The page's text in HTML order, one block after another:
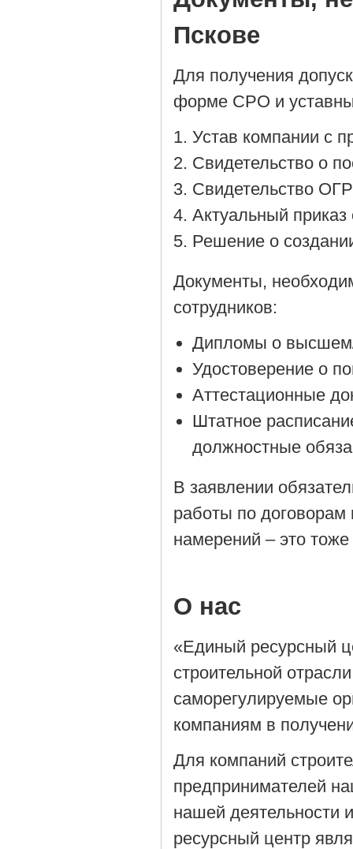
Пскове
Для получения
форме СРО и
Устав компании с
Cвидетельство о
Cвидетельство
Актуальный приказ
Решение о
Документы,
сотрудников:
Дипломы о
Удостоверение о
Аттестационные
Штатное
должностные
В заявлении
работы по договорам
намерений – это
О нас
«Единый ресурсный
строительной
саморегулируемые
компаниям в
Для компаний
предпринимателей
нашей деятельности
ресурсный центр